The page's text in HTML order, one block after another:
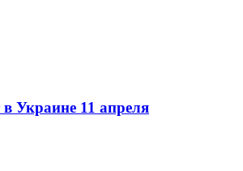
Украине 11 апреля